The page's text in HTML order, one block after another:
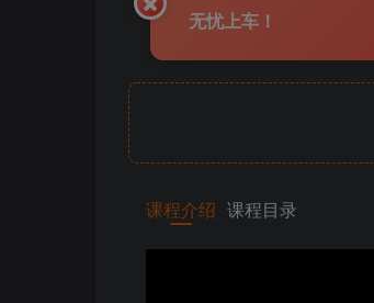
无忧上车！
课程介绍 课程目录